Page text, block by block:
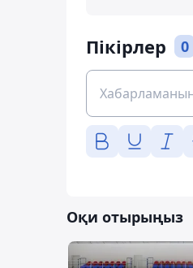
Пікірлер 0
Оқи отырыңыз